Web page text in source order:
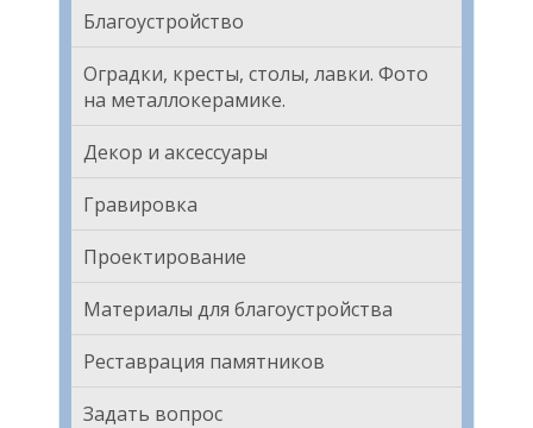
Благоустройство
Оградки, кресты, столы, лавки. Фото
на металлокерамике.
Декор и аксессуары
Гравировка
Проектирование
Материалы для благоустройства
Реставрация памятников
Задать вопрос